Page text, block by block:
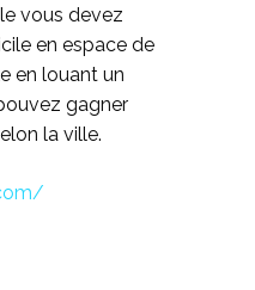
vous devez
en espace de
en louant un
gagner
la ville.